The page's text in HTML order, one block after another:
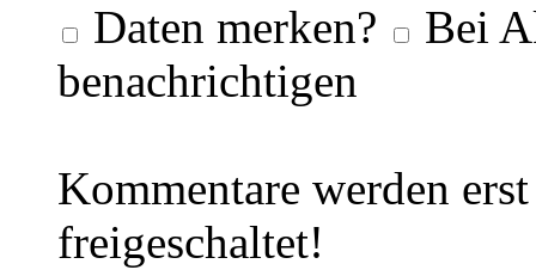
Daten merken?
Bei
benachrichtigen
Kommentare werden
freigeschaltet!